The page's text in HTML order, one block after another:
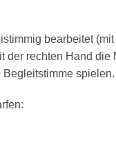
bearbeitet
der rechten Hand
spielen.